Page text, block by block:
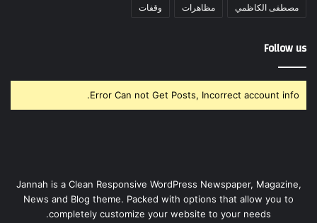
مصطفى الكاظمي مظاهرات وقفات
Follow us
Error Can not Get Posts, Incorrect account info.
Jannah is a Clean Responsive WordPress Newspaper, Magazine,
News and Blog theme. Packed with options that allow you to
completely customize your website to your needs.